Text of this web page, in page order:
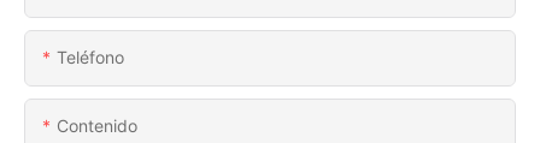
Teléfono
Contenido